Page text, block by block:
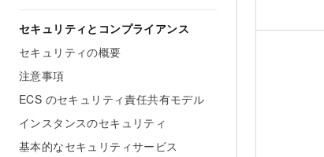
セキュリティとコンプライアンス
セキュリティの概要
注意事項
ECS のセキュリティ責任共有モデル
インスタンスのセキュリティ
基本的なセキュリティサービス